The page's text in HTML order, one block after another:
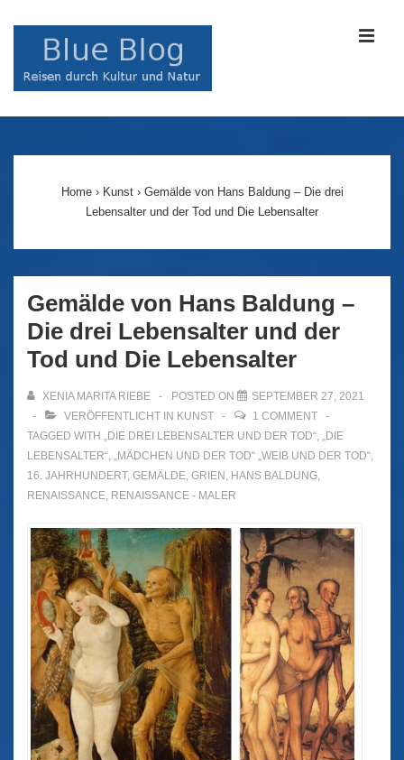
Navigation
Home › Kunst › Gemälde von Hans Baldung – Die drei
Lebensalter und der Tod und Die Lebensalter
Gemälde von Hans Baldung –
Die drei Lebensalter und der
Tod und Die Lebensalter
XENIA MARITA RIEBE POSTED ON
SEPTEMBER 27, 2021
VERÖFFENTLICHT IN KUNST
1 COMMENT
TAGGED WITH „DIE DREI LEBENSALTER UND DER TOD“, „DIE
LEBENSALTER“, „MÄDCHEN UND DER TOD“ „WEIB UND DER TOD“,
16. JAHRHUNDERT, GEMÄLDE, GRIEN , HANS BALDUNG,
RENAISSANCE, RENAISSANCE - MALER